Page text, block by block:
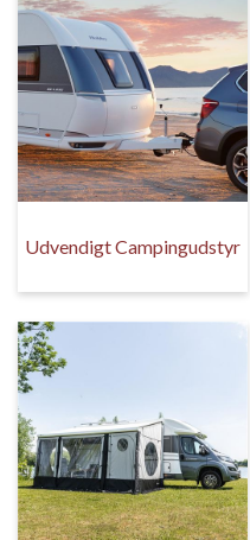
Udvendigt Campingudstyr